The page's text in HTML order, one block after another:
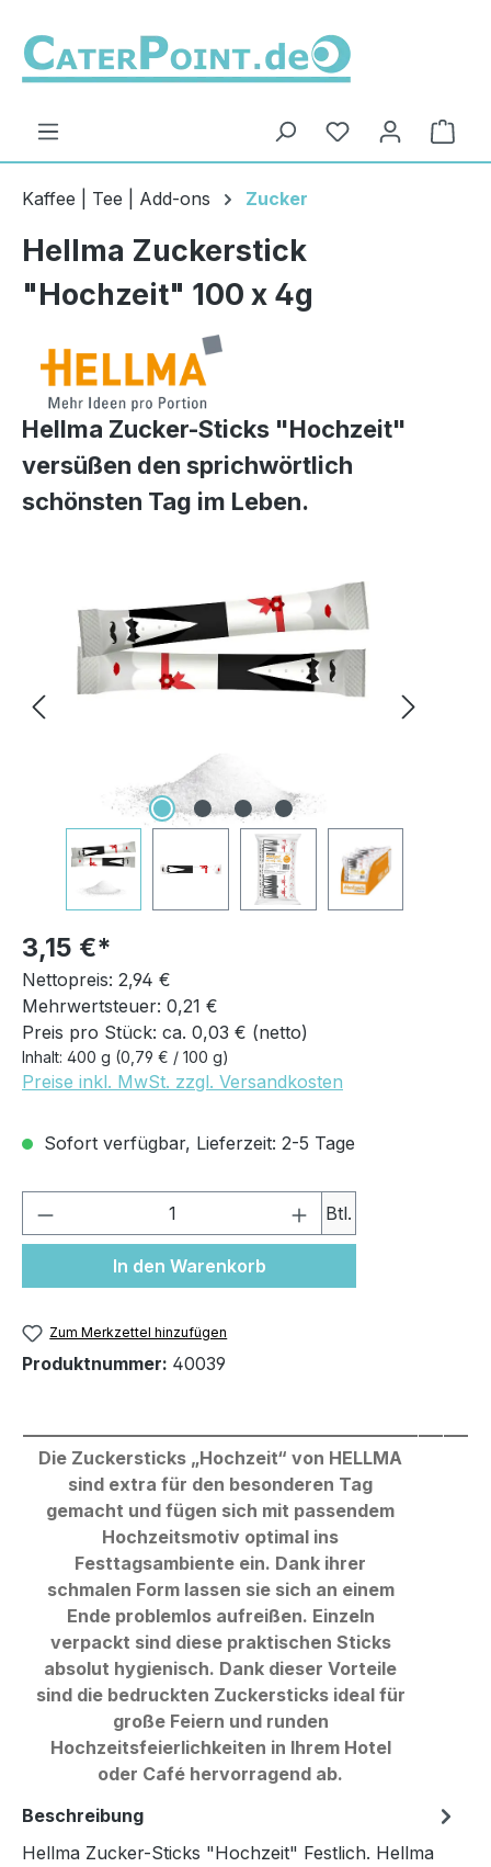
Du hast 0
Kaffee | Tee | Add-ons Zucker
Hellma Zuckerstick
"Hochzeit" 100 x 4g
Hellma Zucker-Sticks "Hochzeit"
versüßen den sprichwörtlich
schönsten Tag im Leben.
3,15 €
Nettopreis: 2,94 €
Mehrwertsteuer: 0,21 €
Preis pro Stück: ca. 0,03 € (netto)
Inhalt: 400 g (0,79 € / 100 g)
Preise inkl. MwSt. zzgl. Versandkosten
Sofort verfügbar, Lieferzeit: 2-5 Tage
Produkt Anzahl: Gib den Btl.
In den Warenkorb
Zum Merkzettel hinzufügen
Produktnummer: 40039
Die Zuckersticks „Hochzeit“ von HELLMA
sind extra für den besonderen Tag
gemacht und fügen sich mit passendem
Hochzeitsmotiv optimal ins
Festtagsambiente ein. Dank ihrer
schmalen Form lassen sie sich an einem
Ende problemlos aufreißen. Einzeln
verpackt sind diese praktischen Sticks
absolut hygienisch. Dank dieser Vorteile
sind die bedruckten Zuckersticks ideal für
große Feiern und runden
Hochzeitsfeierlichkeiten in Ihrem Hotel
oder Café hervorragend ab.
Beschreibung
Hellma Zucker-Sticks "Hochzeit" Festlich. Hellma